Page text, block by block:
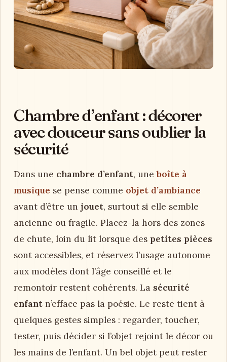
Chambre d’enfant : décorer
avec douceur sans oublier la
sécurité
Dans une chambre d’enfant, uneboîte à
musique se pense comme objet d’ambiance
avant d’être un jouet, surtout si elle semble
ancienne ou fragile. Placez-la hors des zones
de chute, loin du lit lorsque des petites pièces
sont accessibles, et réservez l’usage autonome
aux modèles dont l’âge conseillé et le
remontoir restent cohérents. La sécurité
enfant n’efface pas la poésie. Le reste tient à
quelques gestes simples : regarder, toucher,
tester, puis décider si l’objet rejoint le décor ou
les mains de l’enfant. Un bel objet peut rester